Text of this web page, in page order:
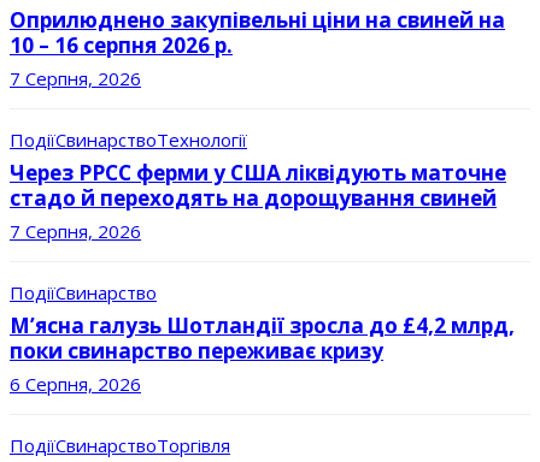
Оприлюднено закупівельні ціни на свиней на
10 – 16 серпня 2026 р.
7 Серпня, 2026
ПодіїСвинарствоТехнології
Через РРСС ферми у США ліквідують маточне
стадо й переходять на дорощування свиней
7 Серпня, 2026
ПодіїСвинарство
М’ясна галузь Шотландії зросла до £4,2 млрд,
поки свинарство переживає кризу
6 Серпня, 2026
ПодіїСвинарствоТоргівля